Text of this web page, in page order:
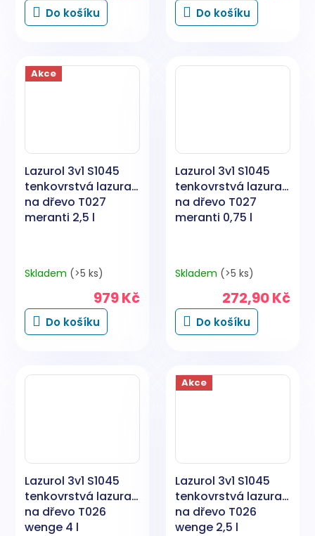
Do košíku Do košíku
Akce
Lazurol 3v1 S1045
tenkovrstvá lazura
na dřevo T027
meranti 2,5 l
Skladem (>5 ks)
979 Kč
Do košíku
Lazurol 3v1 S1045
tenkovrstvá lazura
na dřevo T027
meranti 0,75 l
Skladem (>5 ks)
272,90 Kč
Do košíku
Lazurol 3v1 S1045
tenkovrstvá lazura
na dřevo T026
wenge 4 l
Akce
Lazurol 3v1 S1045
tenkovrstvá lazura
na dřevo T026
wenge 2,5 l